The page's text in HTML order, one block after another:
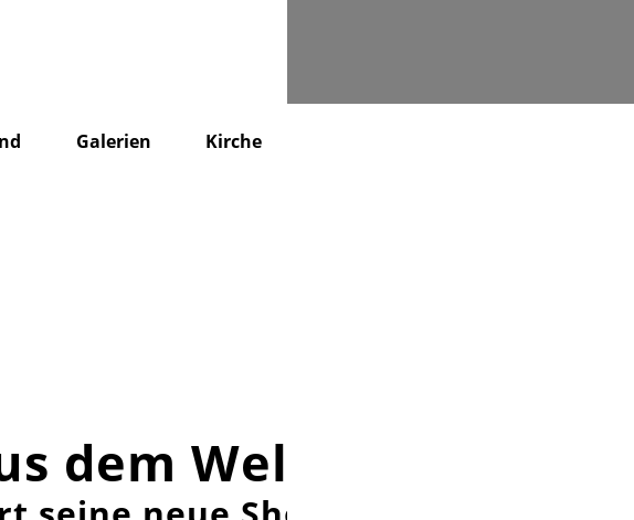
Galerien Kirche
dem Weltall“